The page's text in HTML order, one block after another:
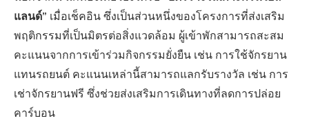
แลนด์” เมื่อเช็คอิน ซึ่งเป็นส่วนหนึ่งของโครงการที่ส่งเสริม
พฤติกรรมที่เป็นมิตรต่อสิ่งแวดล้อม ผู้เข้าพักสามารถสะสม
คะแนนจากการเข้าร่วมกิจกรรมยั่งยืน เช่น การใช้จักรยาน
แทนรถยนต์ คะแนนเหล่านี้สามารถแลกรับรางวัล เช่น การ
เช่าจักรยานฟรี ซึ่งช่วยส่งเสริมการเดินทางที่ลดการปล่อย
คาร์บอน